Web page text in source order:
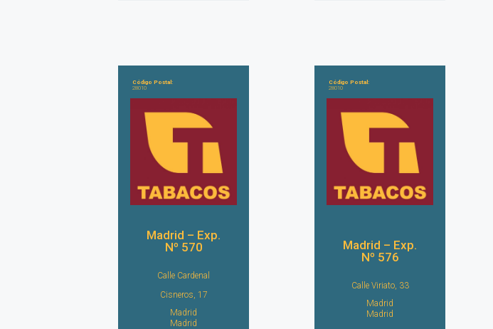
Código Postal:
28010
Madrid – Exp.
Nº 570
Calle Cardenal
Cisneros, 17
Madrid
Madrid
Código Postal:
28010
Madrid – Exp.
Nº 576
Calle Viriato, 33
Madrid
Madrid